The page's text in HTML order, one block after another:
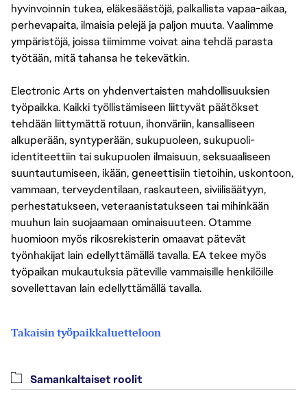
hyvinvoinnin tukea, eläkesäästöjä, palkallista vapaa-aikaa,
perhevapaita, ilmaisia pelejä ja paljon muuta. Vaalimme
ympäristöjä, joissa tiimimme voivat aina tehdä parasta
työtään, mitä tahansa he tekevätkin.
Electronic Arts on yhdenvertaisten mahdollisuuksien
työpaikka. Kaikki työllistämiseen liittyvät päätökset
tehdään liittymättä rotuun, ihonväriin, kansalliseen
alkuperään, syntyperään, sukupuoleen, sukupuoli-
identiteettiin tai sukupuolen ilmaisuun, seksuaaliseen
suuntautumiseen, ikään, geneettisiin tietoihin, uskontoon,
vammaan, terveydentilaan, raskauteen, siviilisäätyyn,
perhestatukseen, veteraanistatukseen tai mihinkään
muuhun lain suojaamaan ominaisuuteen. Otamme
huomioon myös rikosrekisterin omaavat pätevät
työnhakijat lain edellyttämällä tavalla. EA tekee myös
työpaikan mukautuksia päteville vammaisille henkilöille
sovellettavan lain edellyttämällä tavalla.
Takaisin työpaikkaluetteloon
Samankaltaiset roolit